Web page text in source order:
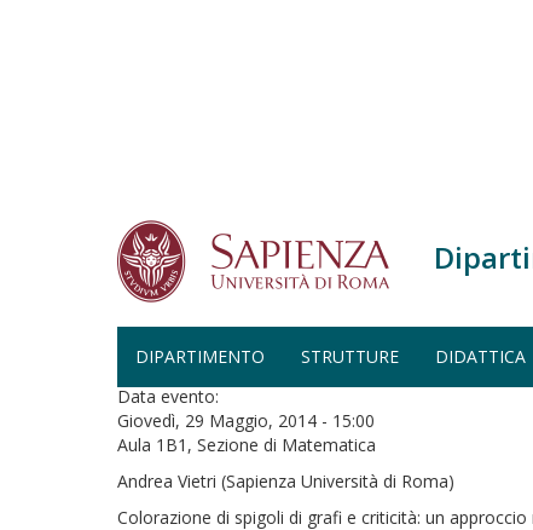
Salta al contenuto principale
DIPARTIMENTO STRUTTURE DIDATTICA
Home
SEMINARIO
Data evento:
Giovedì, 29 Maggio, 2014 - 15:00
Aula 1B1, Sezione di Matematica
Andrea Vietri (Sapienza Università di Roma)
Colorazione di spigoli di grafi e criticità: un approccio